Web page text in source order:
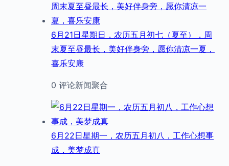
6月21日星期日，农历五月初七（夏至），周
末夏至昼最长，美好伴身旁，愿你清凉一夏，
喜乐安康
0 评论新闻聚合
6月22日星期一，农历五月初八，工作心想事
成，美梦成真